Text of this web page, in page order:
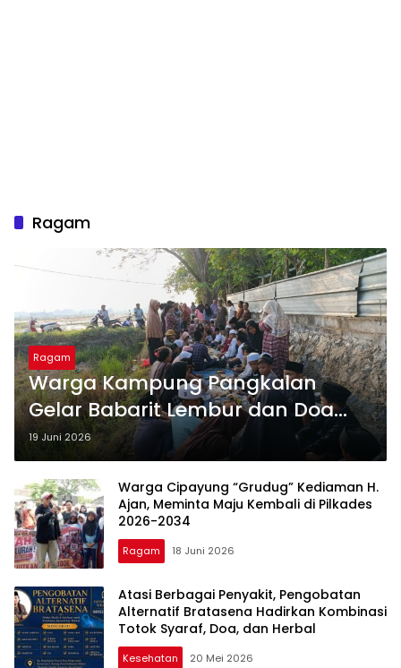
Ragam
Ragam
Warga Kampung Pangkalan
Gelar Babarit Lembur dan Doa
Bersama
19 Juni 2026
Warga Cipayung “Grudug” Kediaman H.
Ajan, Meminta Maju Kembali di Pilkades
2026-2034
Ragam 18 Juni 2026
Atasi Berbagai Penyakit, Pengobatan
Alternatif Bratasena Hadirkan Kombinasi
Totok Syaraf, Doa, dan Herbal
Kesehatan 20 Mei 2026